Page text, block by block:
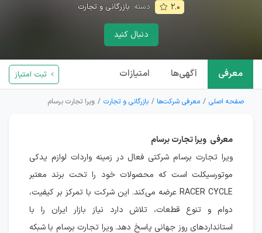
۲.۰ دسته: بازرگانی و تجارت
دنبال کنید
معرفی آگهی‌ها امتیازات ثبت امتیاز
صفحه اصلی معرفی شرکت‌ها بازرگانی و تجارت ویرا تجارت برسام
معرفی ویرا تجارت برسام
ویرا تجارت برسام شرکتی فعال در زمینه واردات لوازم یدکی
موتورسیکلت است که محصولات خود را تحت برند معتبر
RACER CYCLE عرضه می‌کند. این شرکت با تمرکز بر کیفیت،
دوام و تنوع قطعات، تلاش دارد نیاز بازار ایران را با
استانداردهای روز جهانی پاسخ دهد. ویرا تجارت برسام با شبکه